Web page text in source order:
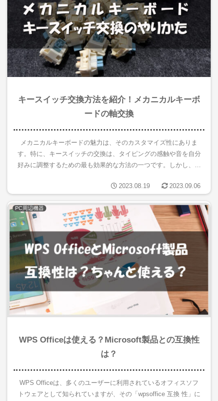
キースイッチ交換方法を紹介！メカニカルキーボ
ードの軸交換
メカニカルキーボードの魅力は、そのカスタマイズ性にありま
す。特に、キースイッチの交換は、タイピングの感触や音を自分
好みに調整するための最も効果的な方法の一つです。しかし、軸
メカニカル...2023.08.19 2023.09.06
PC周辺機器
WPS Officeは使える？Microsoft製品との互換性
は？
WPS Officeは、多くのユーザーに利用されているオフィスソフ
トウェアとして知られていますが、その「wpsoffice 互換 性」に